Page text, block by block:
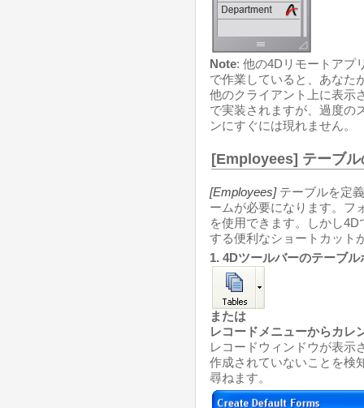
Note: 他の4Dリモートアプ
で作業していると、あなた
他のクライアント上に表示
で実装されますが、過度の
ンにすぐには現れません。
[Employees] テーブル
[Employees]テーブルを定
ームが必要になります。フ
を使用できます。しかし
する便利なショートカット
1. 4Dツールバーのテーブ
または
レコードメニューからカレ
レコードウィンドウが表示
作成されていないことを検
尋ねます。